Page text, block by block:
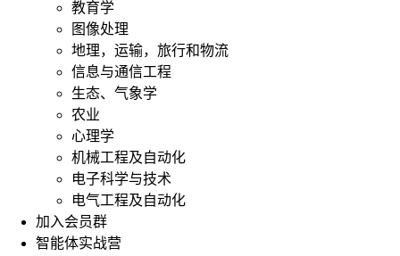
教育学
图像处理
地理，运输，旅行和物流
信息与通信工程
生态、气象学
农业
心理学
机械工程及自动化
电子科学与技术
电气工程及自动化
加入会员群
智能体实战营